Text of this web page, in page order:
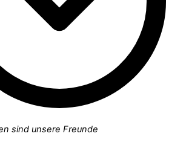
sind unsere Freunde